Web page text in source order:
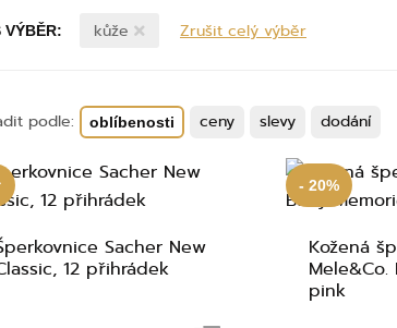
VÝBĚR: kůže Zrušit celý výběr
podle: oblíbenosti ceny slevy dodání
Sacher New
12 přihrádek
- 20%
Kožená
Mele&Co.
pink